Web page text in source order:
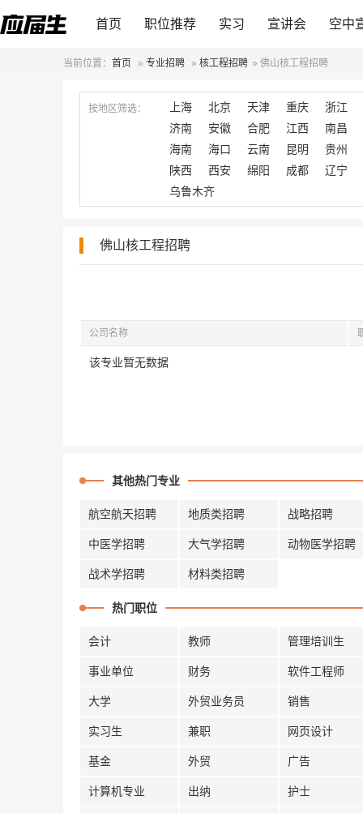
首页 职位推荐 实习 宣讲会 空中
当前位置： 首页 » 专业招聘 » 核工程招聘 » 佛山核工程招聘
按地区筛选： 上海 北京 天津 重庆
浙江
济南
安徽 合肥 江西
南昌
海南
海口 云南 昆明
贵州
陕西
西安 绵阳 成都
辽宁
乌鲁木齐
佛山核工程招聘
公司名称
该专业暂无数据
其他热门专业
航空航天招聘 地质类招聘 战略招聘
中医学招聘 大气学招聘 动物医学招聘
战术学招聘 材料类招聘
热门职位
会计 教师 管理培训生
事业单位 财务 软件工程师
大学 外贸业务员 销售
实习生 兼职 网页设计
基金 外贸 广告
计算机专业 出纳 护士